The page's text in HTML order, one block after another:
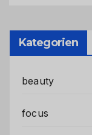
Kategorien
beauty
focus